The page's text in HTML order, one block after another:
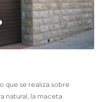
que se realiza sobre
natural, la maceta